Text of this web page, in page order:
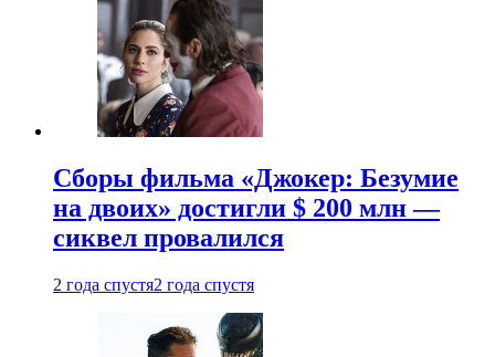
Сборы фильма «Джокер: Безумие
на двоих» достигли $ 200 млн —
сиквел провалился
2 года спустя2 года спустя